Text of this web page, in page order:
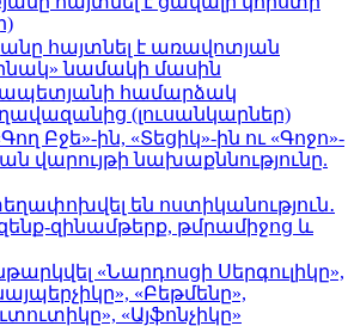
հայտնել է առավոտյան
նամակի մասին
համարձակ
(լուսանկարներ)
Բջե»-ին, «Տեցիկ»-ին ու «Գոջո»-
վարույթի նախաքննությունը.
են ոստիկանություն․
զինամթերք, թմրամիջոց և
«Նարդոսցի Սերգուլիկը»,
«Բեթմենը»,
«Այֆոնչիկը»